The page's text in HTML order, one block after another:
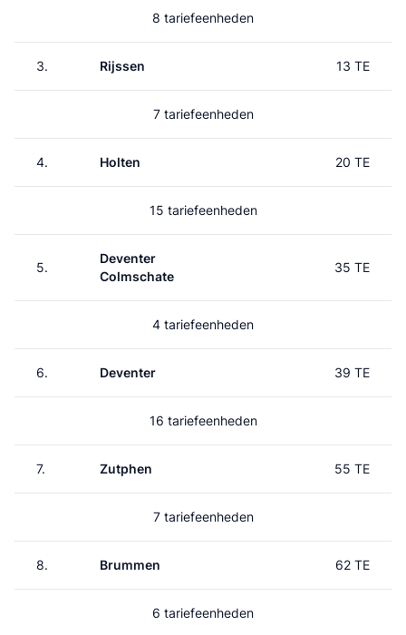
8 tariefeenheden
3. Rijssen 13 TE
7 tariefeenheden
4. Holten 20 TE
15 tariefeenheden
5.
Deventer
Colmschate
35 TE
4 tariefeenheden
6. Deventer 39 TE
16 tariefeenheden
7. Zutphen 55 TE
7 tariefeenheden
8. Brummen 62 TE
6 tariefeenheden